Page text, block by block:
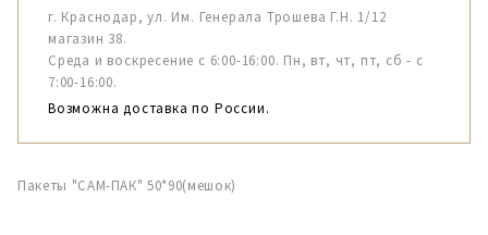
г. Краснодар, ул. Им. Генерала Трошева Г.Н. 1/12
магазин 38.
Среда и воскресение с 6:00-16:00. Пн, вт, чт, пт, сб - с
7:00-16:00.
Возможна доставка по России.
Пакеты "САМ-ПАК" 50*90(мешок)